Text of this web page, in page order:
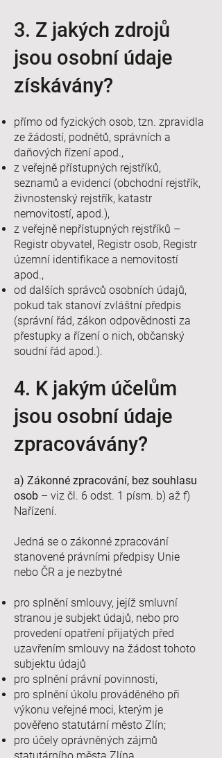
3. Z jakých zdrojů
jsou osobní údaje
získávány?
přímo od fyzických osob, tzn. zpravidla
ze žádostí, podnětů, správních a
daňových řízení apod.,
z veřejně přístupných rejstříků,
seznamů a evidencí (obchodní rejstřík,
živnostenský rejstřík, katastr
nemovitostí, apod.),
z veřejně nepřístupných rejstříků –
Registr obyvatel, Registr osob, Registr
územní identifikace a nemovitostí
apod.,
od dalších správců osobních údajů,
pokud tak stanoví zvláštní předpis
(správní řád, zákon odpovědnosti za
přestupky a řízení o nich, občanský
soudní řád apod.).
4. K jakým účelům
jsou osobní údaje
zpracovávány?
a) Zákonné zpracování, bez souhlasu
osob – viz čl. 6 odst. 1 písm. b) až f)
Nařízení.
Jedná se o zákonné zpracování
stanovené právními předpisy Unie
nebo ČR a je nezbytné
pro splnění smlouvy, jejíž smluvní
stranou je subjekt údajů, nebo pro
provedení opatření přijatých před
uzavřením smlouvy na žádost tohoto
subjektu údajů
pro splnění právní povinnosti,
pro splnění úkolu prováděného při
výkonu veřejné moci, kterým je
pověřeno statutární město Zlín;
pro účely oprávněných zájmů